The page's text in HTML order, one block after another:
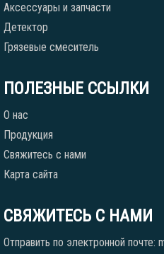
Аксессуары и запчасти
Детектор
Грязевые смеситель
ПОЛЕЗНЫЕ ССЫЛКИ
О нас
Продукция
Свяжитесь с нами
Карта сайта
СВЯЖИТЕСЬ С НАМИ
Отправить по электронной